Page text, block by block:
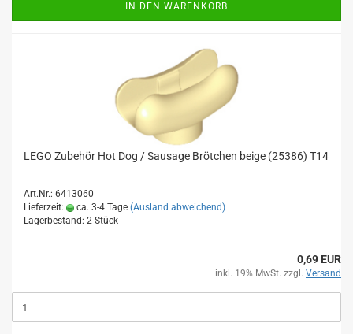
IN DEN WARENKORB
LEGO Zubehör Hot Dog / Sausage Brötchen beige (25386) T14
Art.Nr.: 6413060
Lieferzeit:
ca. 3-4 Tage (Ausland abweichend)
Lagerbestand: 2 Stück
0,69 EUR
inkl. 19% MwSt. zzgl. Versand